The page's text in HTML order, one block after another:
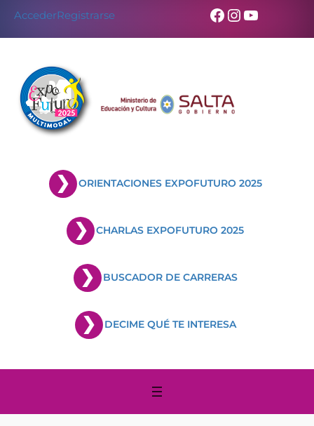
AccederRegistrarse Facebook
Instagram
YouTube
ORIENTACIONES EXPOFUTURO 2025
CHARLAS EXPOFUTURO 2025
BUSCADOR DE CARRERAS
DECIME QUÉ TE INTERESA